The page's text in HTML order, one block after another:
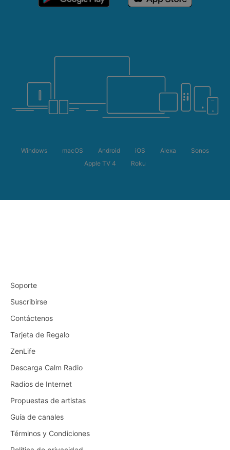
Windows macOS Android iOS Alexa
Sonos
Apple TV 4
Roku
Soporte
Suscribirse
Contáctenos
Tarjeta de Regalo
ZenLife
Descarga Calm Radio
Radios de Internet
Propuestas de artistas
Guía de canales
Términos y Condiciones